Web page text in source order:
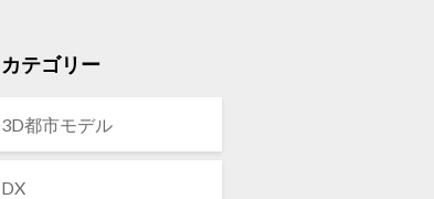
カテゴリー
3D都市モデル
DX